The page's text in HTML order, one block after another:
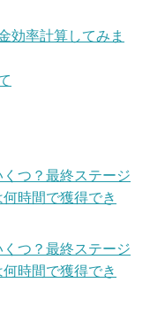
効率計算してみま
つ？最終ステージ
時間で獲得でき
つ？最終ステージ
時間で獲得でき